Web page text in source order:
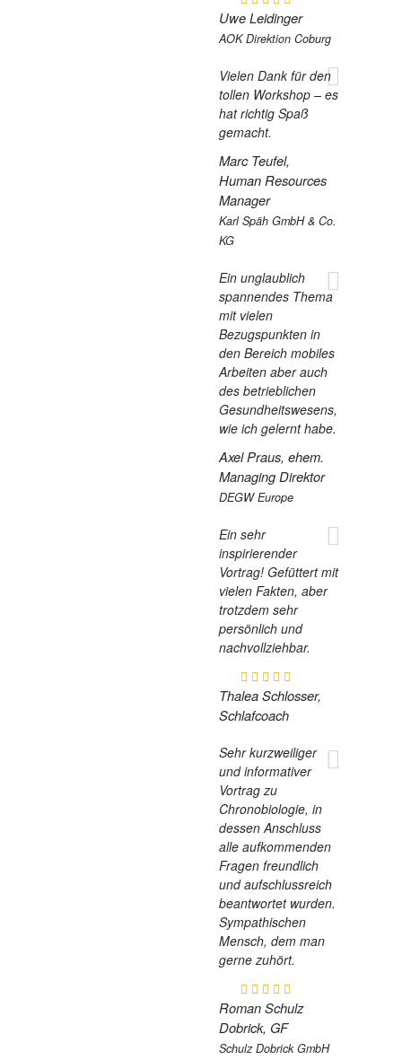
Uwe Leidinger
AOK Direktion Coburg
Vielen Dank für den
tollen Workshop – es
hat richtig Spaß
gemacht.
Marc Teufel,
Human Resources
Manager
Karl Späh GmbH & Co.
KG
Ein unglaublich
spannendes Thema
mit vielen
Bezugspunkten in
den Bereich mobiles
Arbeiten aber auch
des betrieblichen
Gesundheitswesens,
wie ich gelernt habe.
Axel Praus, ehem.
Managing Direktor
DEGW Europe
Ein sehr
inspirierender
Vortrag! Gefüttert mit
vielen Fakten, aber
trotzdem sehr
persönlich und
nachvollziehbar.
Thalea Schlosser,
Schlafcoach
Sehr kurzweiliger
und informativer
Vortrag zu
Chronobiologie, in
dessen Anschluss
alle aufkommenden
Fragen freundlich
und aufschlussreich
beantwortet wurden.
Sympathischen
Mensch, dem man
gerne zuhört.
Roman Schulz
Dobrick, GF
Schulz Dobrick GmbH